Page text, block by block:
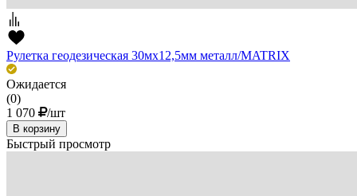
Рулетка геодезическая 30мх12,5мм металл/MATRIX
Ожидается
(0)
1 070
/шт
В корзину
Быстрый просмотр